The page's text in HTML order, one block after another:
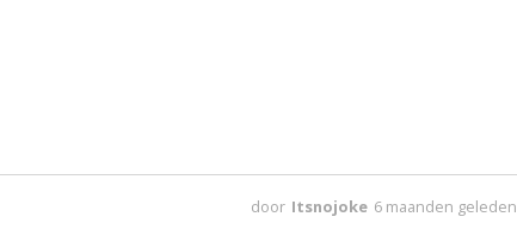
door Itsnojoke 6 maanden geleden